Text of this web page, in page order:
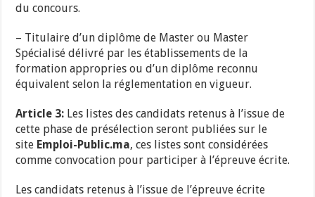
du concours.
– Titulaire d’un diplôme de Master ou Master
Spécialisé délivré par les établissements de la
formation appropries ou d’un diplôme reconnu
équivalent selon la réglementation en vigueur.
Article 3: Les listes des candidats retenus à l’issue de
cette phase de présélection seront publiées sur le
site Emploi-Public.ma, ces listes sont considérées
comme convocation pour participer à l’épreuve écrite.
Les candidats retenus à l’issue de l’épreuve écrite